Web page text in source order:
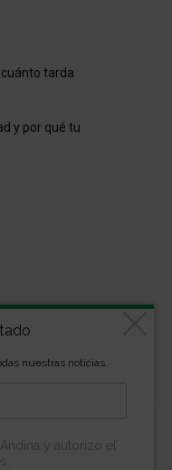
tarda
y por qué tu
Todos los derechos
nuestras noticias.
y autorizo el